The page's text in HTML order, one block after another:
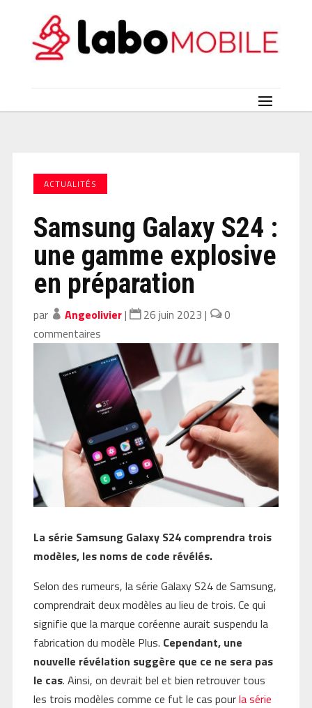
ACTUALITÉS
Samsung Galaxy S24 :
une gamme explosive
en préparation
par Angeolivier| 26 juin 2023 |
0
commentaires
La série Samsung Galaxy S24 comprendra trois
modèles, les noms de code révélés.
Selon des rumeurs, la série Galaxy S24 de Samsung,
comprendrait deux modèles au lieu de trois. Ce qui
signifie que la marque coréenne aurait suspendu la
fabrication du modèle Plus. Cependant, une
nouvelle révélation suggère que ce ne sera pas
le cas. Ainsi, on devrait bel et bien retrouver tous
les trois modèles comme ce fut le cas pourla série